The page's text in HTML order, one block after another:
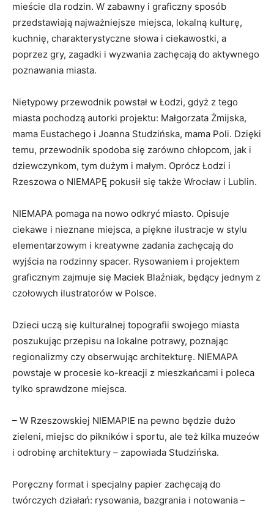
mieście dla rodzin. W zabawny i graficzny sposób
przedstawiają najważniejsze miejsca, lokalną kulturę,
kuchnię, charakterystyczne słowa i ciekawostki, a
poprzez gry, zagadki i wyzwania zachęcają do aktywnego
poznawania miasta.
Nietypowy przewodnik powstał w Łodzi, gdyż z tego
miasta pochodzą autorki projektu: Małgorzata Żmijska,
mama Eustachego i Joanna Studzińska, mama Poli. Dzięki
temu, przewodnik spodoba się zarówno chłopcom, jak i
dziewczynkom, tym dużym i małym. Oprócz Łodzi i
Rzeszowa o NIEMAPĘ pokusił się także Wrocław i Lublin.
NIEMAPA pomaga na nowo odkryć miasto. Opisuje
ciekawe i nieznane miejsca, a piękne ilustracje w stylu
elementarzowym i kreatywne zadania zachęcają do
wyjścia na rodzinny spacer. Rysowaniem i projektem
graficznym zajmuje się Maciek Blaźniak, będący jednym z
czołowych ilustratorów w Polsce.
Dzieci uczą się kulturalnej topografii swojego miasta
poszukując przepisu na lokalne potrawy, poznając
regionalizmy czy obserwując architekturę. NIEMAPA
powstaje w procesie ko-kreacji z mieszkańcami i poleca
tylko sprawdzone miejsca.
– W Rzeszowskiej NIEMAPIE na pewno będzie dużo
zieleni, miejsc do pikników i sportu, ale też kilka muzeów
i odrobinę architektury – zapowiada Studzińska.
Poręczny format i specjalny papier zachęcają do
twórczych działań: rysowania, bazgrania i notowania –